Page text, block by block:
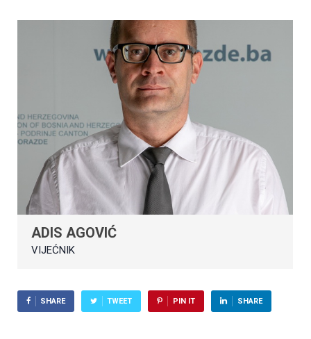
ADIS AGOVIĆ
VIJEĆNIK
SHARE TWEET PIN IT SHARE